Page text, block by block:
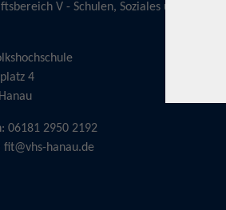
V - Schulen, Soziales und
4
06181 2950 2192
fit@vhs-hanau.de